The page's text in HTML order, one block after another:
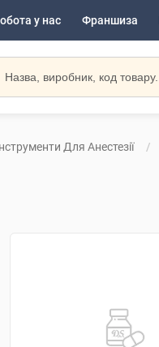
у нас Франшиза
Для Анестезії